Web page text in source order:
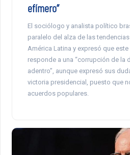
efímero”
El sociólogo y analista político
paralelo del alza de las
América Latina y expresó que
responde a una “corrupción de la
adentro”, aunque expresó sus
victoria presidencial, puesto que
acuerdos populares.